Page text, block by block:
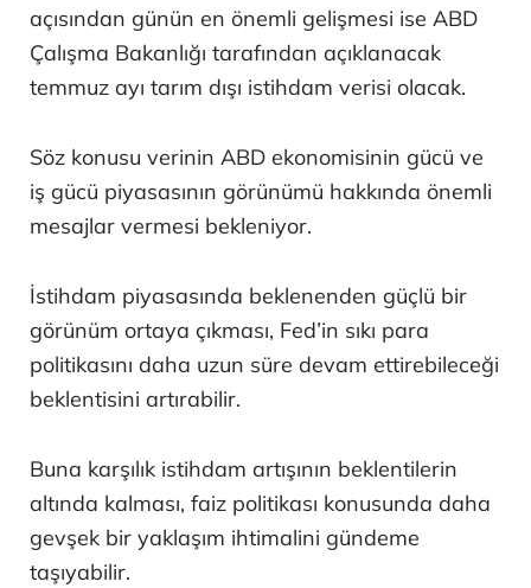
açısından günün en önemli gelişmesi ise ABD
Çalışma Bakanlığı tarafından açıklanacak
temmuz ayı tarım dışı istihdam verisi olacak.
Söz konusu verinin ABD ekonomisinin gücü ve
iş gücü piyasasının görünümü hakkında önemli
mesajlar vermesi bekleniyor.
İstihdam piyasasında beklenenden güçlü bir
görünüm ortaya çıkması, Fed’in sıkı para
politikasını daha uzun süre devam ettirebileceği
beklentisini artırabilir.
Buna karşılık istihdam artışının beklentilerin
altında kalması, faiz politikası konusunda daha
gevşek bir yaklaşım ihtimalini gündeme
taşıyabilir.